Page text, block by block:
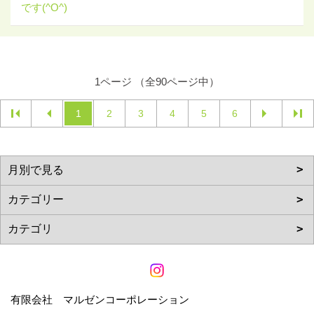
です(^O^)
1ページ （全90ページ中）
1 2 3 4 5 6
有限会社 マルゼンコーポレーション